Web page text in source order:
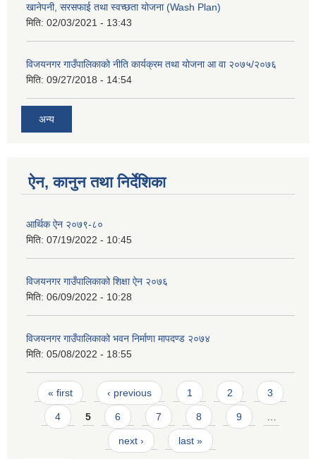
खानेपनी, सरसफाई तथा स्वच्छता योजना (Wash Plan)
मिति: 02/03/2021 - 13:43
विजयनगर गाउँपालिकाको नीति कार्यक्रम तथा योजना आ वा २०७५/२०७६
मिति: 09/27/2018 - 14:54
अन्य
ऐन, कानुन तथा निर्देशिका
आर्थिक ऐन २०७९-८०
मिति: 07/19/2022 - 10:45
विजयनगर गाउँपालिकाको शिक्षा ऐन २०७६
मिति: 06/09/2022 - 10:28
विजयनगर गाउँपालिकाको भवन निर्माणा मापदण्ड २०७४
मिति: 05/08/2022 - 18:55
Pages
« first ‹ previous 1 2 3
4 5 6 7 8 9
next › last »